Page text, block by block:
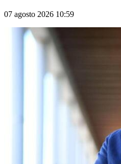
07 agosto 2026 10:59